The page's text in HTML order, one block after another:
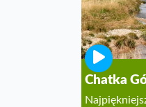
Chatka